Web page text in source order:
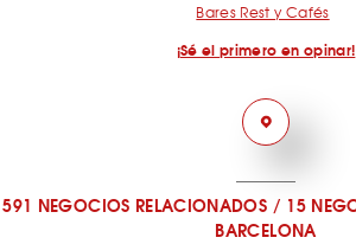
Bares Rest y Cafés
¡Sé el primero en opinar!
591 NEGOCIOS RELACIONADOS / 15
BARCELONA